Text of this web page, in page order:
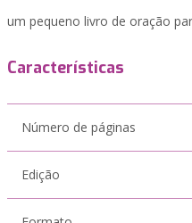
um pequeno livro de oração
Características
Número de páginas
Edição